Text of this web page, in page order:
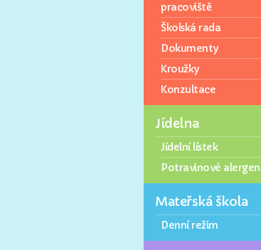
pracoviště
Školská rada
Dokumenty
Kroužky
Konzultace
Jídelna
Jídelní lístek
Potravinové
Mateřská škola
Denní režim